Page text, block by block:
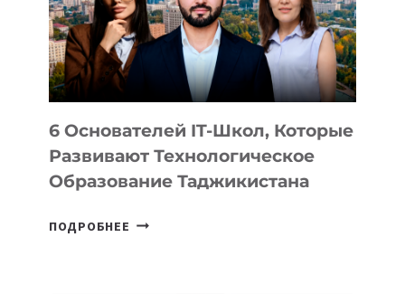
УСТРОЙСТВА
ОТ
OPENAI
6 Основателей IT-Школ, Которые
Развивают Технологическое
Образование Таджикистана
ПОДРОБНЕЕ 6